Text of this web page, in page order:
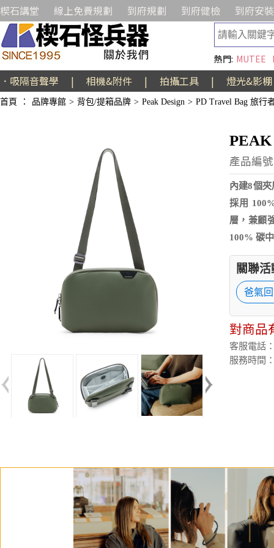
楔石講堂 線上免費規劃 到府規劃 到府健檢 到府安裝
熱門: MUTEE
．吸隔音聲學 | 相機&附件 | 拍攝工具 | 燈光&影棚
首頁 ： 品牌專館 > 背包/提箱品牌 > Peak Design > PD Travel Bag 旅行
PEAK
產品編
內建8個
採用
層，兼顧
100% 碳
關聯
爸氣
對商品
客服電話
服務時間